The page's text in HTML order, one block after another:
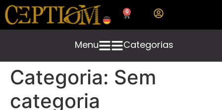
0
Menu Categorias
Categoria: Sem
categoria